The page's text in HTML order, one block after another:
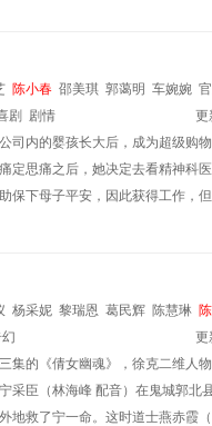
陈小春 邵美琪 郭蔼明 车婉婉
剧 剧情
更
司内的婴孩长大后，成为超级购
定思痛之后，她决定去看精神科
保下母子平安，因此获得工作，
杨采妮 黎瑞恩 葛民辉 陈慧琳
更
集的《倩女幽魂》，徐克二维人
采臣（林海峰 配音）在鬼城郭
地救了宁一命。这时道士燕赤霞